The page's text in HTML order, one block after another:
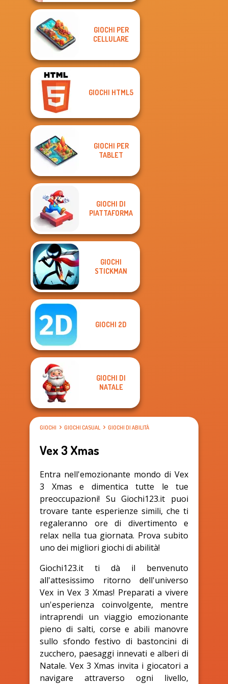
GIOCHI PER
CELLULARE
GIOCHI HTML5
GIOCHI PER
TABLET
GIOCHI DI
PIATTAFORMA
GIOCHI
STICKMAN
GIOCHI 2D
GIOCHI DI
NATALE
GIOCHI GIOCHI CASUAL GIOCHI DI ABILITÀ
Vex 3 Xmas
Entra nell'emozionante mondo di Vex
3 Xmas e dimentica tutte le tue
preoccupazioni! Su Giochi123.it puoi
trovare tante esperienze simili, che ti
regaleranno ore di divertimento e
relax nella tua giornata. Prova subito
uno dei migliori giochi di abilità!
Giochi123.it ti dà il benvenuto
all'attesissimo ritorno dell'universo
Vex in Vex 3 Xmas! Preparati a vivere
un'esperienza coinvolgente, mentre
intraprendi un viaggio emozionante
pieno di salti, corse e abili manovre
sullo sfondo festivo di bastoncini di
zucchero, paesaggi innevati e alberi di
Natale. Vex 3 Xmas invita i giocatori a
navigare attraverso ogni livello,